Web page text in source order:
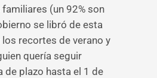
familiares (un 92% son
se libró de esta
recortes de verano y
quería seguir
de plazo hasta el 1 de